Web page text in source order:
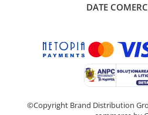
Calculatoare de birou
Distrugatoare documente
Cosuri de gunoi pentru birou
Scaune, birouri si produse
DATE
©Copyright Brand Distribution